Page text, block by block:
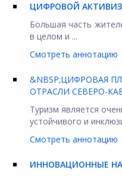
ЦИФРОВОЙ
Большая часть
в целом и ...
Смотреть аннотацию
&NBSP;ЦИФРОВАЯ
ОТРАСЛИ СЕВЕРО-
Туризм является
устойчивого и
Смотреть аннотацию
ИННОВАЦИОННЫЕ